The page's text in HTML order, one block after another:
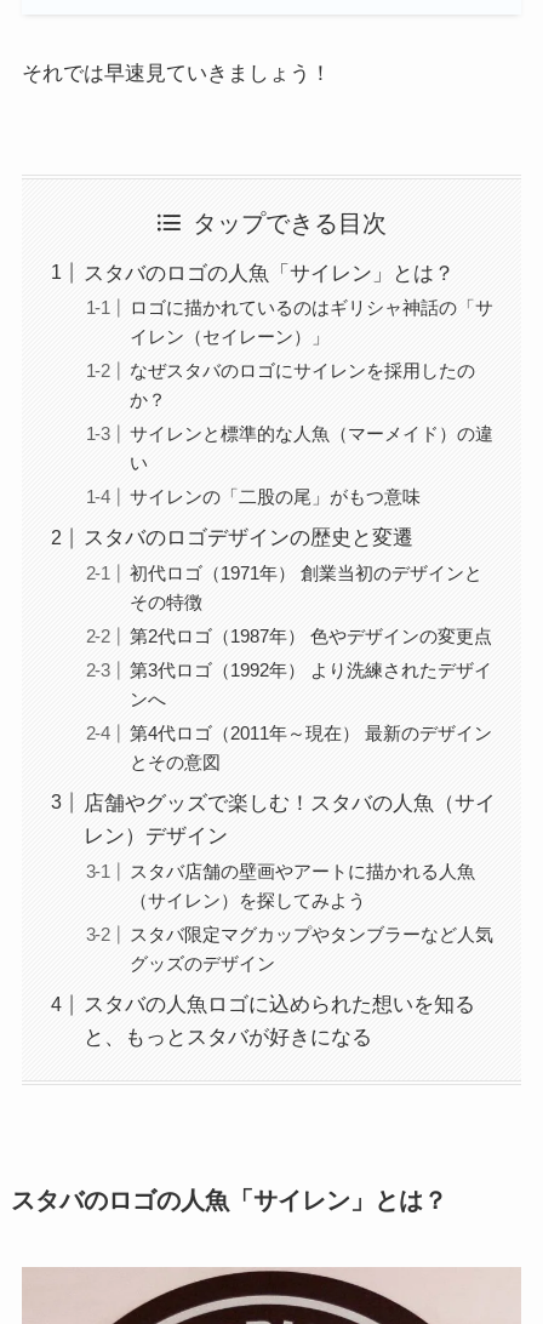
それでは早速見ていきましょう！
タップできる目次
スタバのロゴの人魚「サイレン」とは？
ロゴに描かれているのはギリシャ神話の「サ
イレン（セイレーン）」
なぜスタバのロゴにサイレンを採用したの
か？
サイレンと標準的な人魚（マーメイド）の違
い
サイレンの「二股の尾」がもつ意味
スタバのロゴデザインの歴史と変遷
初代ロゴ（1971年） 創業当初のデザインと
その特徴
第2代ロゴ（1987年） 色やデザインの変更点
第3代ロゴ（1992年） より洗練されたデザイ
ンへ
第4代ロゴ（2011年～現在） 最新のデザイン
とその意図
店舗やグッズで楽しむ！スタバの人魚（サイ
レン）デザイン
スタバ店舗の壁画やアートに描かれる人魚
（サイレン）を探してみよう
スタバ限定マグカップやタンブラーなど人気
グッズのデザイン
スタバの人魚ロゴに込められた想いを知る
と、もっとスタバが好きになる
スタバのロゴの人魚「サイレン」とは？